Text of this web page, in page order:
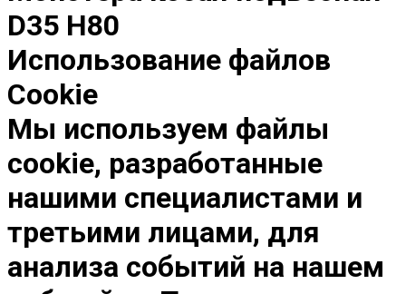
D35 H80
Использование файлов
Cookie
Мы используем файлы
cookie, разработанные
нашими специалистами и
третьими лицами, для
анализа событий на нашем